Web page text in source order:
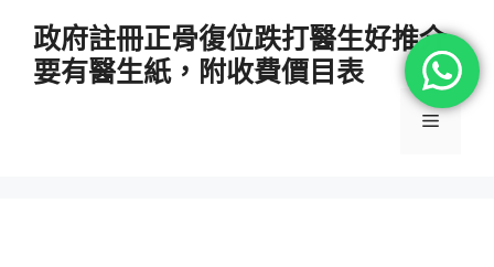
政府註冊正骨復位跌打醫生好推介
要有醫生紙，附收費價目表
選